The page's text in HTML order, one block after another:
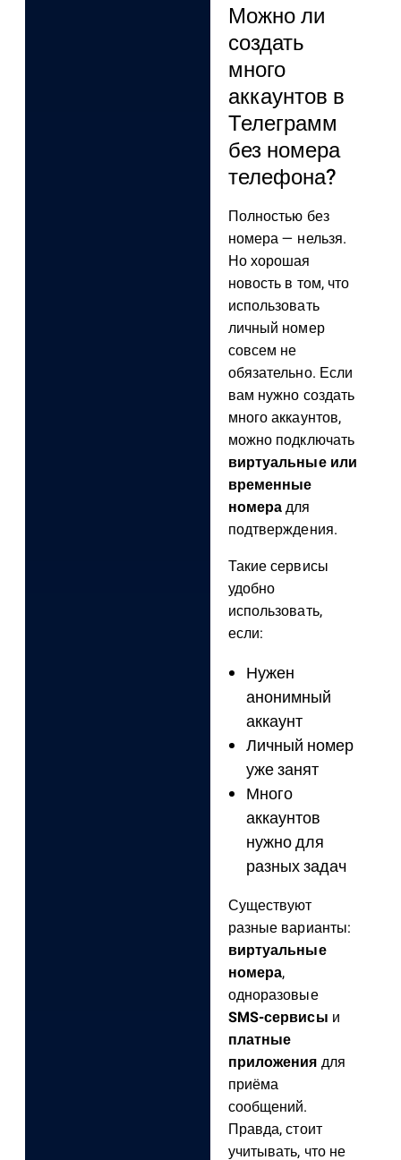
Можно ли
создать
много
аккаунтов в
Телеграмм
без номера
телефона?
Полностью без
номера — нельзя.
Но хорошая
новость в том, что
использовать
личный номер
совсем не
обязательно. Если
вам нужно создать
много аккаунтов,
можно подключать
виртуальные или
временные
номерадля
подтверждения.
Такие сервисы
удобно
использовать,
если:
Нужен
анонимный
аккаунт
Личный номер
уже занят
Много
аккаунтов
нужно для
разных задач
Существуют
разные варианты:
виртуальные
номера,
одноразовые
SMS-сервисы и
платные
приложения для
приёма
сообщений.
Правда, стоит
учитывать, что не